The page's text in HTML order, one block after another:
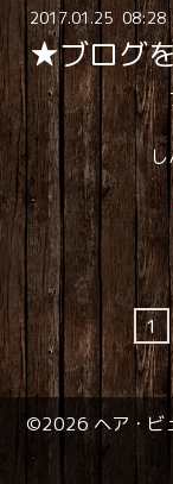
2017.01.25 08:28
★ブログ
し
1
©2026 ヘア・ビ